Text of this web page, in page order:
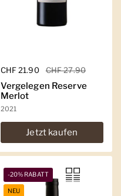
Regulärer Preis
CHF 21.90 Sale-Preis
CHF 27.90
Vergelegen Reserve
Merlot
2021
Jetzt kaufen
-20% RABATT
NEU